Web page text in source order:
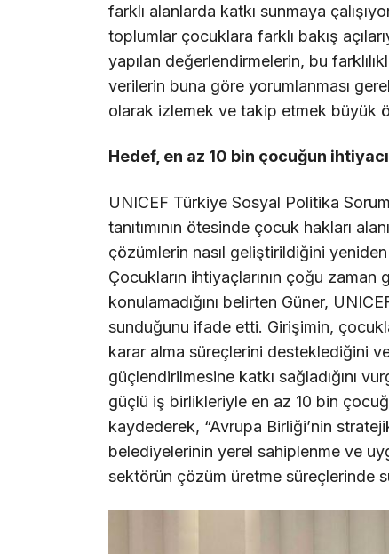
farklı alanlarda katkı sunmaya
toplumlar çocuklara farklı bakış
yapılan değerlendirmelerin, bu
verilerin buna göre yorumlanması
olarak izlemek ve takip etmek büyük
Hedef, en az 10 bin çocuğun
UNICEF Türkiye Sosyal Politika
tanıtımının ötesinde çocuk hakları
çözümlerin nasıl geliştirildiğini
Çocukların ihtiyaçlarının çoğu
konulamadığını belirten Güner,
sunduğunu ifade etti. Girişimin,
karar alma süreçlerini desteklediğini
güçlendirilmesine katkı sağladığını
güçlü iş birlikleriyle en az 10 bin
kaydederek, “Avrupa Birliği’nin
belediyelerinin yerel sahiplenme ve
sektörün çözüm üretme süreçlerinde